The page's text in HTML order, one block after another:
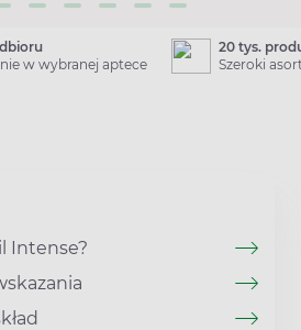
w wybranej aptece
20 tys.
Szeroki
Intense?